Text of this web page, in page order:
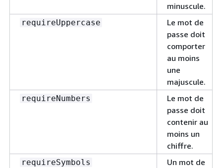
minuscule.
requireUppercase
Le mot de
passe doit
comporter
au moins
une
majuscule.
requireNumbers
Le mot de
passe doit
contenir au
moins un
chiffre.
requireSymbols
Un mot de